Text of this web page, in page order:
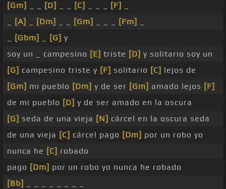
[Gm]
[D] [C] [F]
[A] [Dm] [Gm] [Fm]
[Gbm] [G] y
soy un _ campesino [E] triste [D] y solitario soy un
[G] campesino triste y [F] solitario [C] lejos de
[Gm] mi pueblo [Dm] y de ser [Gm] amado lejos [F]
de mi pueblo [D] y de ser amado en la oscura
[G] seda de una vieja [N] cárcel en la oscura seda
de una vieja [C] cárcel pago [Dm] por un robo yo
nunca he [C] robado
pago [Dm] por un robo yo nunca he robado
[Bb]